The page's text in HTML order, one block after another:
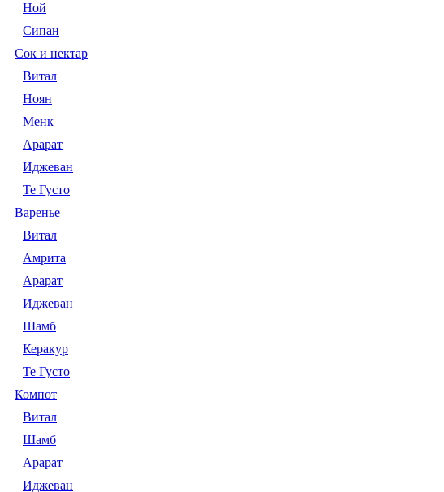
Ной
Сипан
Сок и нектар
Витал
Ноян
Менк
Арарат
Иджеван
Те Густо
Варенье
Витал
Амрита
Арарат
Иджеван
Шамб
Керакур
Те Густо
Компот
Витал
Шамб
Арарат
Иджеван